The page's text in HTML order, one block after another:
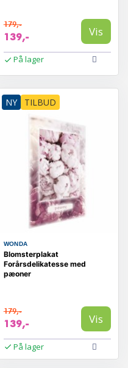
179,-
139,- Vis
På lager
NY TILBUD
WONDA
Blomsterplakat
Forårsdelikatesse med
pæoner
179,-
139,- Vis
På lager